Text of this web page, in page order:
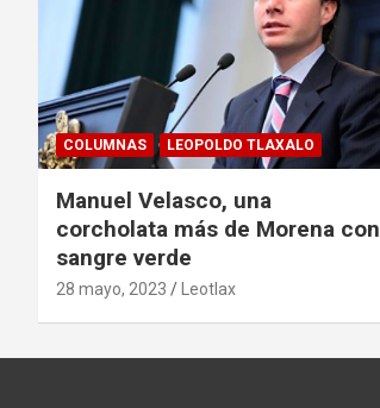
COLUMNAS LEOPOLDO TLAXALO
Manuel Velasco, una
corcholata más de Morena con
sangre verde
28 mayo, 2023 Leotlax